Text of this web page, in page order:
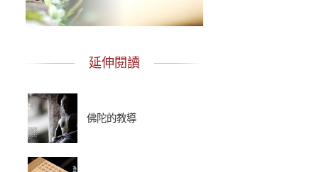
延伸閱讀
佛陀的教導